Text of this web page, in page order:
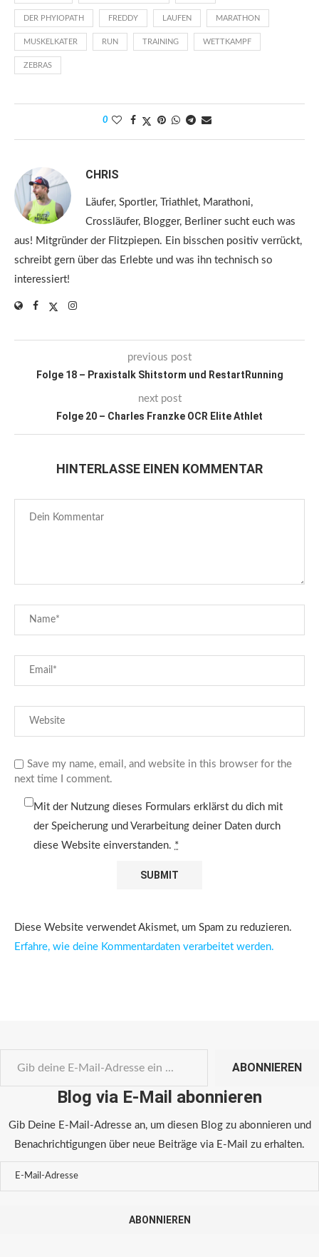
DER PHYIOPATH FREDDY LAUFEN MARATHON
MUSKELKATER RUN TRAINING WETTKAMPF
ZEBRAS
0
CHRIS
Läufer, Sportler, Triathlet, Marathoni,
Crossläufer, Blogger, Berliner sucht euch was
aus! Mitgründer der Flitzpiepen. Ein bisschen positiv verrückt,
schreibt gern über das Erlebte und was ihn technisch so
interessiert!
previous post
Folge 18 – Praxistalk Shitstorm und RestartRunning
next post
Folge 20 – Charles Franzke OCR Elite Athlet
HINTERLASSE EINEN KOMMENTAR
Save my name, email, and website in this browser for the
next time I comment.
Mit der Nutzung dieses Formulars erklärst du dich mit
der Speicherung und Verarbeitung deiner Daten durch
diese Website einverstanden. *
Diese Website verwendet Akismet, um Spam zu reduzieren.
Erfahre, wie deine Kommentardaten verarbeitet werden.
ABONNIEREN
Blog via E-Mail abonnieren
Gib Deine E-Mail-Adresse an, um diesen Blog zu abonnieren und
Benachrichtigungen über neue Beiträge via E-Mail zu erhalten.
ABONNIEREN